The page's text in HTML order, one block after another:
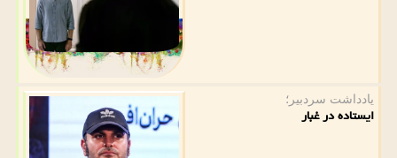
یادداشت سردبیر؛
ایستاده در غبار